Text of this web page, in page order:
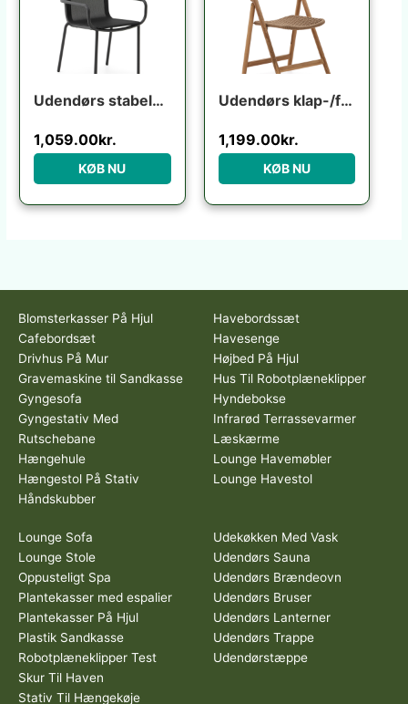
Udendørs stabelbar spisebordsstol med armlæn Kave Home Galdana grafit aluminium texteline
1,059.00kr.
KØB NU
Udendørs klap-/foldestol Kave Home Dandara i FSC-certificeret akacietræ rustik brun
1,199.00kr.
KØB NU
Blomsterkasser På Hjul
Cafebordsæt
Drivhus På Mur
Gravemaskine til Sandkasse
Gyngesofa
Gyngestativ Med
Rutschebane
Hængehule
Hængestol På Stativ
Håndskubber
Havebordssæt
Havesenge
Højbed På Hjul
Hus Til Robotplæneklipper
Hyndebokse
Infrarød Terrassevarmer
Læskærme
Lounge Havemøbler
Lounge Havestol
Lounge Sofa
Lounge Stole
Oppusteligt Spa
Plantekasser med espalier
Plantekasser På Hjul
Plastik Sandkasse
Robotplæneklipper Test
Skur Til Haven
Stativ Til Hængekøje
Udekøkken Med Vask
Udendørs Sauna
Udendørs Brændeovn
Udendørs Bruser
Udendørs Lanterner
Udendørs Trappe
Udendørstæppe